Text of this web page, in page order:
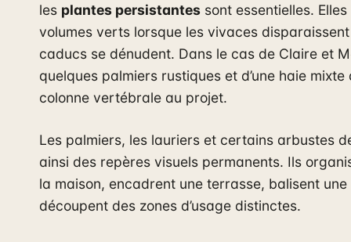
les plantes persistantes sont essentielles.
volumes verts lorsque les vivaces
caducs se dénudent. Dans le cas de Claire et
quelques palmiers rustiques et d’une haie
colonne vertébrale au projet.
Les palmiers, les lauriers et certains arbustes
ainsi des repères visuels permanents. Ils
la maison, encadrent une terrasse, balisent une
découpent des zones d’usage distinctes.